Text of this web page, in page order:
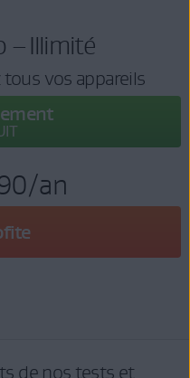
– Illimité
vos appareils
/an
de nos tests et